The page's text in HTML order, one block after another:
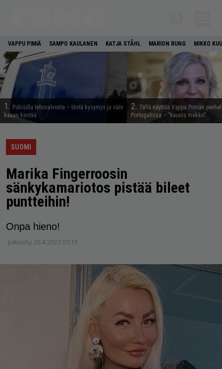
VAPPU PIMIÄ SAMPO KAULANEN KATJA STÅHL MARION RUNG MIKKO
1. Poliisilla tehovalvonta – tästä kysymys ja näin
kauan kestää
2. Tältä näyttää Vappu Pimiän
Portugalissa – ”Kaunis mekko”
SUOMI
Marika Fingerroosin
sänkykamariotos pistää bileet
puntteihin!
Onpa hieno!
Julkaistu: 20.4.2023 03:15